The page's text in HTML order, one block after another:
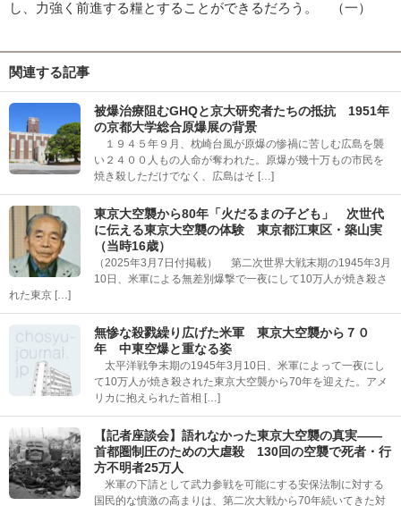
し、力強く前進する糧とすることができるだろう。 （一）
関連する記事
被爆治療阻むGHQと京大研究者たちの抵抗 1951年
の京都大学総合原爆展の背景
１９４５年９月、枕崎台風が原爆の惨禍に苦しむ広島を襲
い２４００人もの人命が奪われた。原爆が幾十万もの市民を
焼き殺しただけでなく、広島はそ […]
東京大空襲から80年「火だるまの子ども」 次世代
に伝える東京大空襲の体験 東京都江東区・築山実
（当時16歳）
（2025年3月7日付掲載） 第二次世界大戦末期の1945年3月
10日、米軍による無差別爆撃で一夜にして10万人が焼き殺さ
れた東京 […]
無惨な殺戮繰り広げた米軍 東京大空襲から７０
年 中東空爆と重なる姿
太平洋戦争末期の1945年3月10日、米軍によって一夜にし
て10万人が焼き殺された東京大空襲から70年を迎えた。アメ
リカに抱えられた首相 […]
【記者座談会】語れなかった東京大空襲の真実――
首都圏制圧のための大虐殺 130回の空襲で死者・行
方不明者25万人
米軍の下請として武力参戦を可能にする安保法制に対する
国民的な憤激の高まりは、第二次大戦から70年続いてきた対